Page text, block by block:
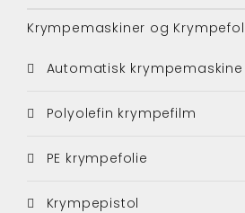
Krympemaskiner og
Automatisk krympemaskine
Polyolefin krympefilm
PE krympefolie
Krympepistol